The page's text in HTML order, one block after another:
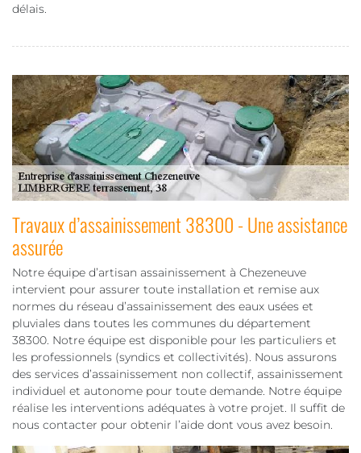
délais.
Travaux d’assainissement 38300 - Une assistance
assurée
Notre équipe d’artisan assainissement à Chezeneuve
intervient pour assurer toute installation et remise aux
normes du réseau d’assainissement des eaux usées et
pluviales dans toutes les communes du département
38300. Notre équipe est disponible pour les particuliers et
les professionnels (syndics et collectivités). Nous assurons
des services d’assainissement non collectif, assainissement
individuel et autonome pour toute demande. Notre équipe
réalise les interventions adéquates à votre projet. Il suffit de
nous contacter pour obtenir l’aide dont vous avez besoin.